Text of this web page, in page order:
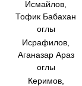
Исмайлов,
Тофик Бабахан
оглы
Исрафилов,
Аганазар Араз
оглы
Керимов,